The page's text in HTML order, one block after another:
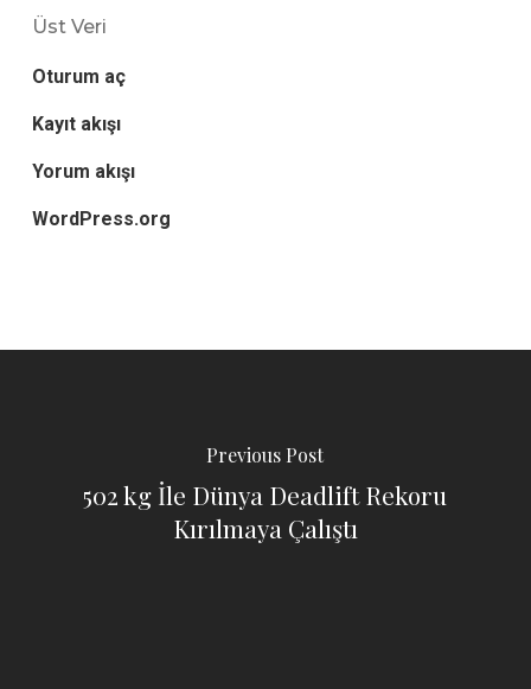
Üst Veri
Oturum aç
Kayıt akışı
Yorum akışı
WordPress.org
Previous Post
502 kg İle Dünya Deadlift Rekoru
Kırılmaya Çalıştı